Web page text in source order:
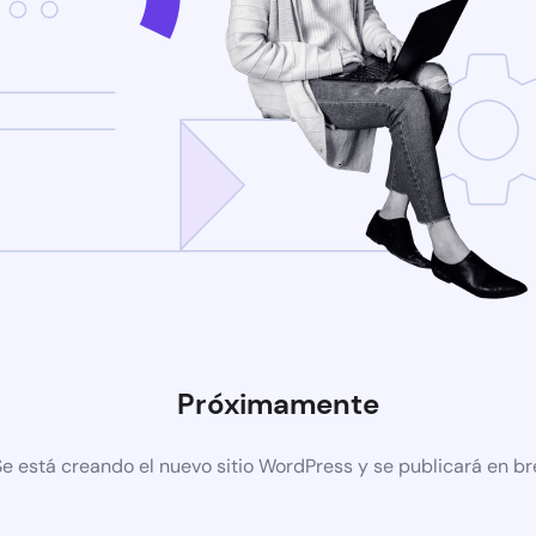
Próximamente
está creando el nuevo sitio WordPress y se publicará en